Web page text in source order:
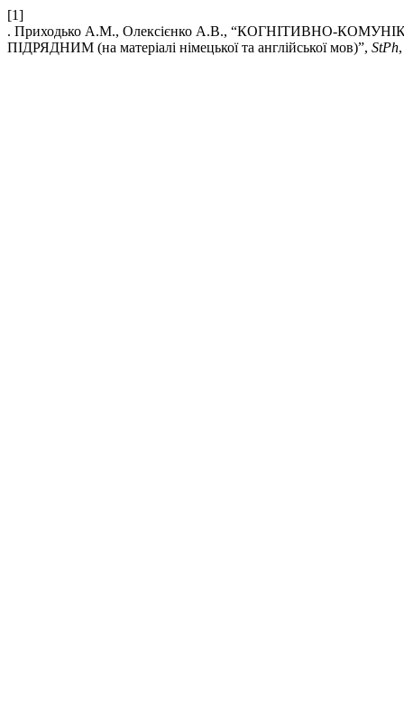
[1]
. Приходько А.М., Олексієнко А.В., “КОГНІТИВНО-
ПІДРЯДНИМ (на матеріалі німецької та англійської мов)”, StPh